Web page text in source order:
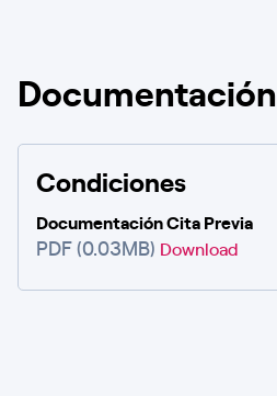
Documentación
Condiciones
Documentación Cita Previa
PDF (0.03MB) Download